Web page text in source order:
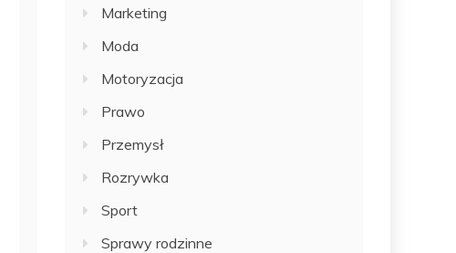
Marketing
Moda
Motoryzacja
Prawo
Przemysł
Rozrywka
Sport
Sprawy rodzinne